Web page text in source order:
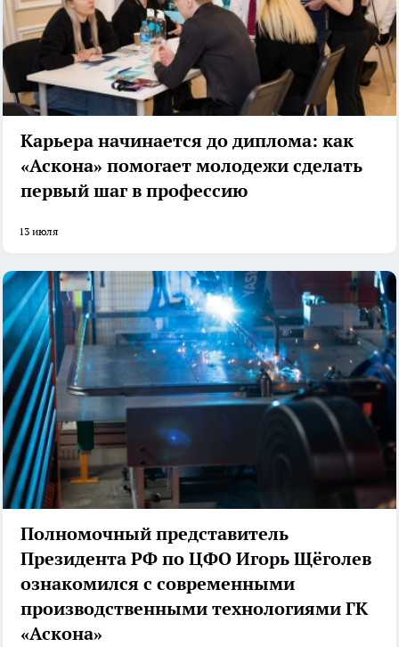
Карьера начинается до диплома: как
«Аскона» помогает молодежи сделать
первый шаг в профессию
13 июля
Полномочный представитель
Президента РФ по ЦФО Игорь Щёголев
ознакомился с современными
производственными технологиями ГК
«Аскона»